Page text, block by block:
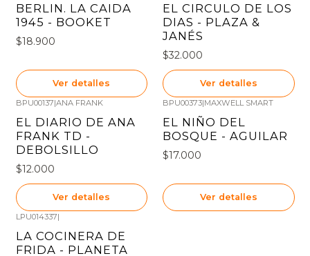
BERLIN. LA CAIDA
1945 - BOOKET
$18.900
Ver detalles
EL CIRCULO DE LOS
DIAS - PLAZA &
JANÉS
$32.000
Ver detalles
BPU00137|ANA FRANK
EL DIARIO DE ANA
FRANK TD -
DEBOLSILLO
$12.000
Ver detalles
BPU00373|MAXWELL SMART
EL NIÑO DEL
BOSQUE - AGUILAR
$17.000
Ver detalles
LPU014337|
LA COCINERA DE
FRIDA - PLANETA